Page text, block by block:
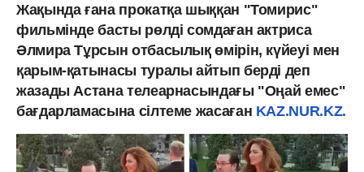
Жақында ғана прокатқа шыққан "Томирис"
фильмінде басты рөлді сомдаған актриса
Әлмира Тұрсын отбасылық өмірін, күйеуі мен
қарым-қатынасы туралы айтып берді деп
жазады Астана телеарнасындағы "Оңай емес"
бағдарламасына сілтеме жасаған KAZ.NUR.KZ.